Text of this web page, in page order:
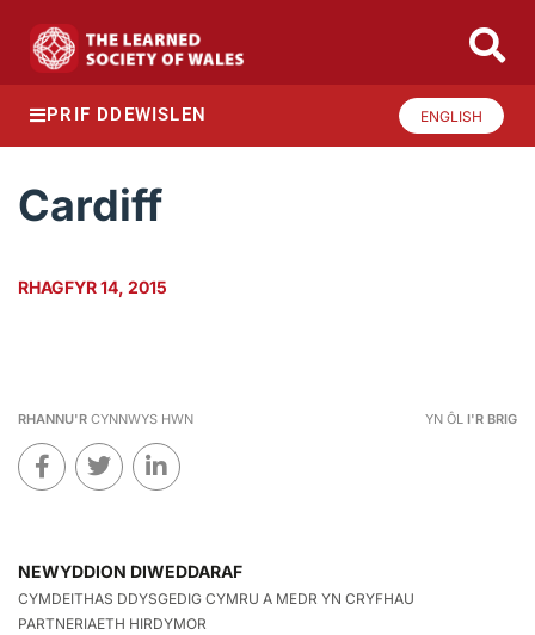
PRIF DDEWISLEN ENGLISH
Cardiff
RHAGFYR 14, 2015
RHANNU'R CYNNWYS HWN YN ÔL I'R BRIG
NEWYDDION DIWEDDARAF
CYMDEITHAS DDYSGEDIG CYMRU A MEDR YN CRYFHAU
PARTNERIAETH HIRDYMOR